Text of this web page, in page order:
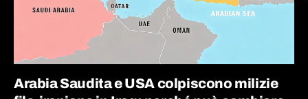
Arabia Saudita e USA colpiscono milizie